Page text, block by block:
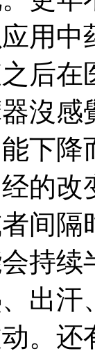
用中
后在
沒感
下降
的改
间隔
持续
出汗
。还